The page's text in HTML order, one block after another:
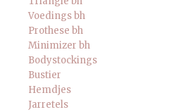
Voedings bh
Prothese bh
Minimizer bh
Bodystockings
Bustier
Hemdjes
Jarretels